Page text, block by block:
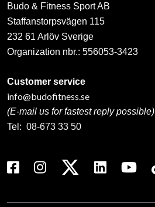
Budo & Fitness Sport AB
Staffanstorpsvägen 115
232 61 Arlöv Sverige
Organization nbr.: 556053-3423
Customer service
info@budofitness.se
(E-mail us for fastest reply possible)
Tel: 08-673 33 50